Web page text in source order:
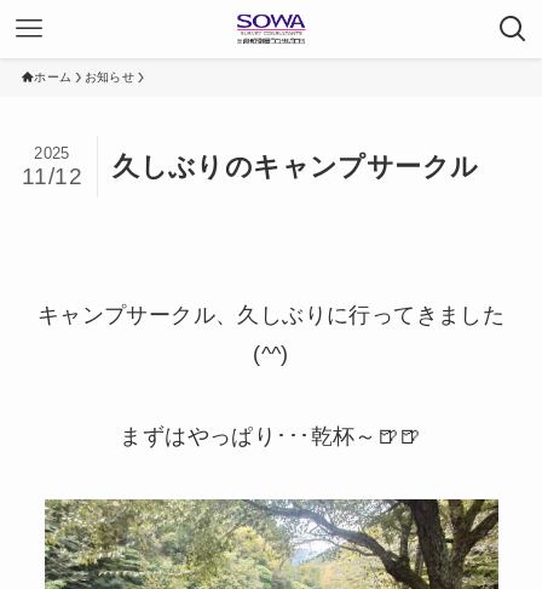
ホーム お知らせ
久しぶりのキャンプサークル
2025
11/12
キャンプサークル、久しぶりに行ってきました
(^^)
まずはやっぱり･･･乾杯～🍺🍺